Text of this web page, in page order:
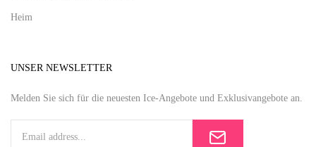
Heim
UNSER NEWSLETTER
Melden Sie sich für die neuesten Ice-Angebote und Exklusivangebote an.